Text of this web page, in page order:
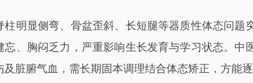
显侧弯、骨盆歪斜、长短腿等器质性体态问题
忘、胸闷乏力，严重影响生长发育与学习状态。中
脏腑气血，需长期固本调理结合体态矫正，方能逐